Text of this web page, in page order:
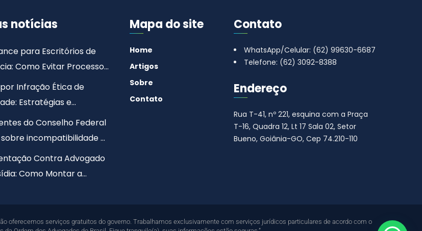
notícias
para Escritórios de
Como Evitar Processos
Infração Ética de
Estratégias e
do Conselho Federal
sobre incompatibilidade e
na advocacia
Contra Advogado
Como Montar a
Mapa do site
Home
Artigos
Sobre
Contato
Contato
WhatsApp/Celular: (62) 99630-6687
Telefone: (62) 3092-8388
Endereço
Rua T-41, nº 221, esquina com a Praça
T-16, Quadra 12, Lt 17 Sala 02, Setor
Bueno, Goiânia-GO, Cep 74.210-110
oferecemos serviços gratuitos do governo. Trabalhamos exclusivamente com serviços jurídicos particulares de acordo com o